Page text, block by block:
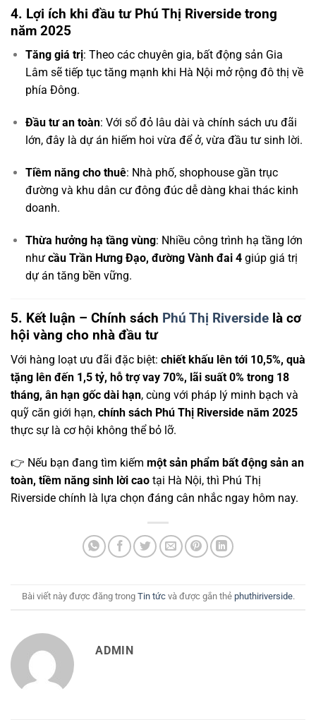
4. Lợi ích khi đầu tư Phú Thị Riverside trong
năm 2025
Tăng giá trị: Theo các chuyên gia, bất động sản Gia
Lâm sẽ tiếp tục tăng mạnh khi Hà Nội mở rộng đô thị về
phía Đông.
Đầu tư an toàn: Với sổ đỏ lâu dài và chính sách ưu đãi
lớn, đây là dự án hiếm hoi vừa để ở, vừa đầu tư sinh lời.
Tiềm năng cho thuê: Nhà phố, shophouse gần trục
đường và khu dân cư đông đúc dễ dàng khai thác kinh
doanh.
Thừa hưởng hạ tầng vùng: Nhiều công trình hạ tầng lớn
như cầu Trần Hưng Đạo, đường Vành đai 4giúp giá trị
dự án tăng bền vững.
5. Kết luận – Chính sách Phú Thị Riverside là cơ
hội vàng cho nhà đầu tư
Với hàng loạt ưu đãi đặc biệt: chiết khấu lên tới 10,5%, quà
tặng lên đến 1,5 tỷ, hỗ trợ vay 70%, lãi suất 0% trong 18
tháng, ân hạn gốc dài hạn, cùng với pháp lý minh bạch và
quỹ căn giới hạn, chính sách Phú Thị Riverside năm 2025
thực sự là cơ hội không thể bỏ lỡ.
👉 Nếu bạn đang tìm kiếm một sản phẩm bất động sản an
toàn, tiềm năng sinh lời cao tại Hà Nội, thì Phú Thị
Riverside chính là lựa chọn đáng cân nhắc ngay hôm nay.
Bài viết này được đăng trong Tin tứcvà được gắn thẻ phuthiriverside.
ADMIN